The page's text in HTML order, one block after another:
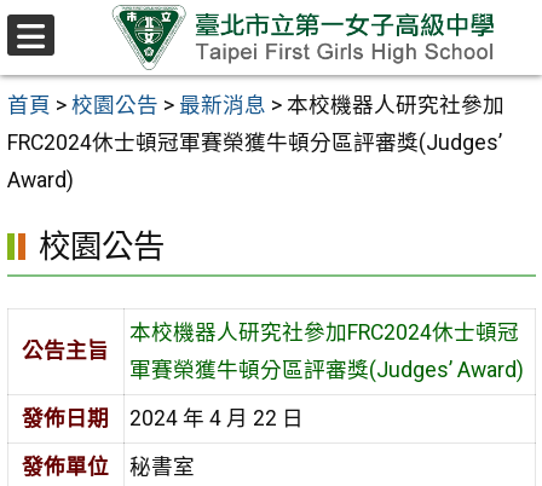
跳至主要內容區
首頁 > 校園公告 > 最新消息 > 本校機器人研究社參加
FRC2024休士頓冠軍賽榮獲牛頓分區評審獎(Judges’
Award)
校園公告
公告主旨
本校機器人研究社參加FRC2024休士頓冠
軍賽榮獲牛頓分區評審獎(Judges’ Award)
發佈日期
2024 年 4 月 22 日
發佈單位
秘書室
選
單